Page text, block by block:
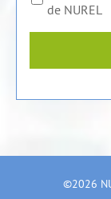
de NUREL
©2026